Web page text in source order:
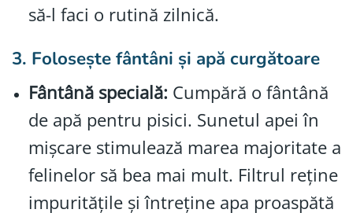
să-l faci o rutină zilnică.
3. Folosește fântâni și apă curgătoare
Fântână specială: Cumpără o fântână
de apă pentru pisici. Sunetul apei în
mișcare stimulează marea majoritate a
felinelor să bea mai mult. Filtrul reține
impuritățile și întreține apa proaspătă